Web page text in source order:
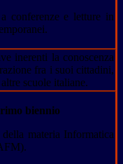
conferenze e letture in
inerenti la conoscenza
fra i suoi cittadini,
scuole italiane.
biennio
materia Informatica